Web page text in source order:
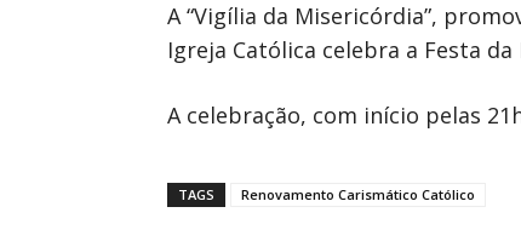
A “Vigília da Misericórdia”,
Igreja Católica celebra a Festa
A celebração, com início pelas
TAGS Renovamento Carismático Católico